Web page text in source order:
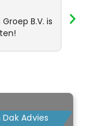
B.V. is
Advies